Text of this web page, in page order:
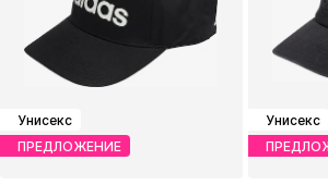
Унисекс
ПРЕДЛОЖЕНИЕ
Унисекс